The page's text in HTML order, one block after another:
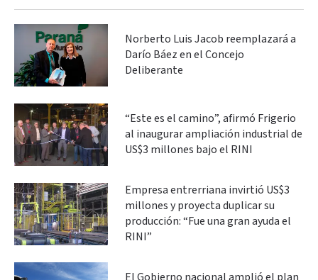
Norberto Luis Jacob reemplazará a
Darío Báez en el Concejo
Deliberante
“Este es el camino”, afirmó Frigerio
al inaugurar ampliación industrial de
US$3 millones bajo el RINI
Empresa entrerriana invirtió US$3
millones y proyecta duplicar su
producción: “Fue una gran ayuda el
RINI”